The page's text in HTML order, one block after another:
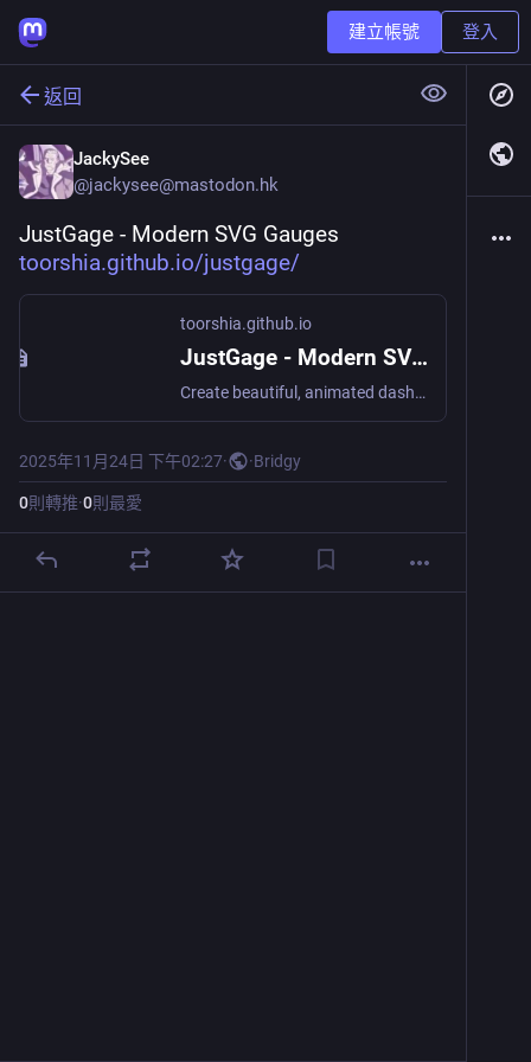
建立帳號 登入
返回
JackySee
@jackysee@mastodon.hk
JustGage - Modern SVG Gauges
toorshia.github.io/justgage/
toorshia.github.io
JustGage - Modern SVG Gauges
Create beautiful, animated dashboard gauges with zero dependencies
2025年11月24日 下午02:27· ·Bridgy
0則轉推·0則最愛